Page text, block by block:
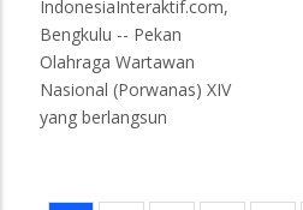
IndonesiaInteraktif.com,
Bengkulu -- Pekan
Olahraga Wartawan
Nasional (Porwanas) XIV
yang berlangsun